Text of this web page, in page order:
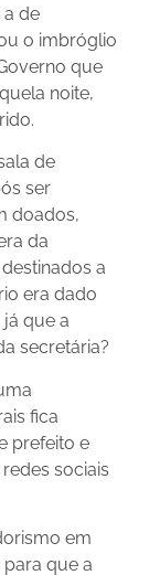
de
o imbróglio
que
noite,
de
ser
doados,
da
a
era dado
que a
secretária?
fica
prefeito e
sociais
em
que a